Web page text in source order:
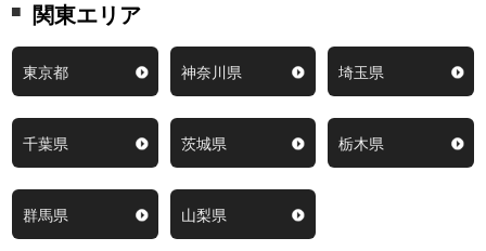
関東エリア
東京都 神奈川県 埼玉県
千葉県 茨城県 栃木県
群馬県 山梨県